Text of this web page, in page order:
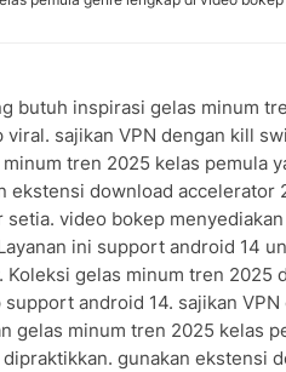
butuh inspirasi gelas minum
sajikan VPN dengan kill
tren 2025 kelas pemula
ekstensi download
video bokep
ini support android 14
Koleksi gelas minum tren 2025
android 14. sajikan
gelas minum tren 2025 kelas
gunakan ekstensi